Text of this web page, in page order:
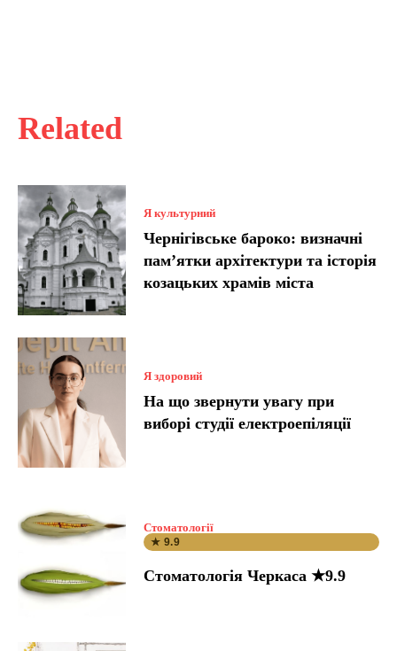
Related
Я культурний
Чернігівське бароко: визначні
пам’ятки архітектури та історія
козацьких храмів міста
Я здоровий
На що звернути увагу при
виборі студії електроепіляції
Стоматології
★ 9.9
Стоматологія Черкаса ★9.9